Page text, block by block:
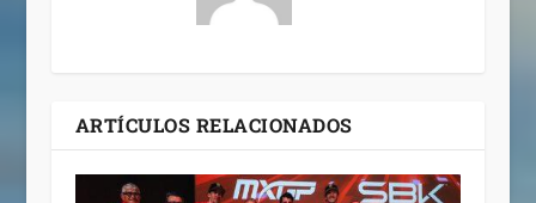
ARTÍCULOS RELACIONADOS